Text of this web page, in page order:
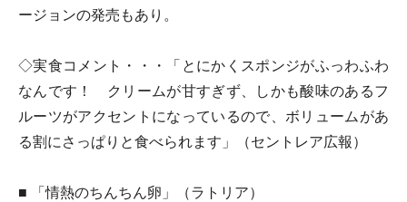
ージョンの発売もあり。
◇実食コメント・・・「とにかくスポンジがふっわふわ
なんです！ クリームが甘すぎず、しかも酸味のあるフ
ルーツがアクセントになっているので、ボリュームがあ
る割にさっぱりと食べられます」（セントレア広報）
■ 「情熱のちんちん卵」 （ラトリア）